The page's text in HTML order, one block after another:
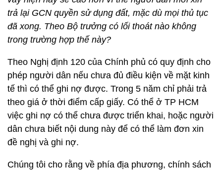
trả lại GCN quyền sử dụng đất, mặc dù mọi thủ tục
đã xong. Theo Bộ trưởng có lối thoát nào không
trong trường hợp thế này?
Theo Nghị định 120 của Chính phủ có quy định cho
phép người dân nếu chưa đủ điều kiện về mặt kinh
tế thì có thể ghi nợ được. Trong 5 năm chỉ phải trả
theo giá ở thời điểm cấp giấy. Có thể ở TP HCM
việc ghi nợ có thể chưa được triển khai, hoặc người
dân chưa biết nội dung này để có thể làm đơn xin
đề nghị và ghi nợ.
Chúng tôi cho rằng về phía địa phương, chính sách